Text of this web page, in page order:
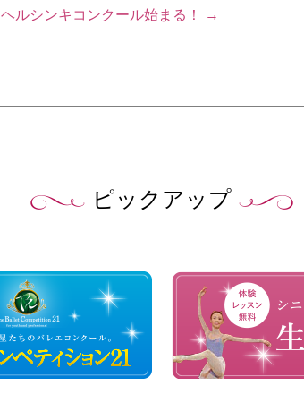
ヘルシンキコンクール始まる！
→
ピックアップ